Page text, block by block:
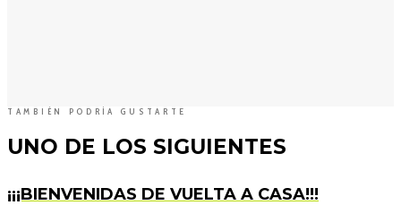
TAMBIÉN PODRÍA GUSTARTE
UNO DE LOS SIGUIENTES
¡¡¡BIENVENIDAS DE VUELTA A CASA!!!